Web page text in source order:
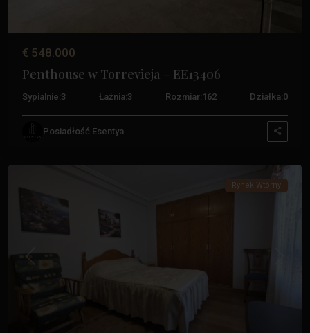
€ 548.000
Penthouse w Torrevieja – EE13406
Sypialnie:3 Łaźnia:3 Rozmiar: 162 Działka:0
Posiadłość Esentya
Acequion,
Rynek Wtórny